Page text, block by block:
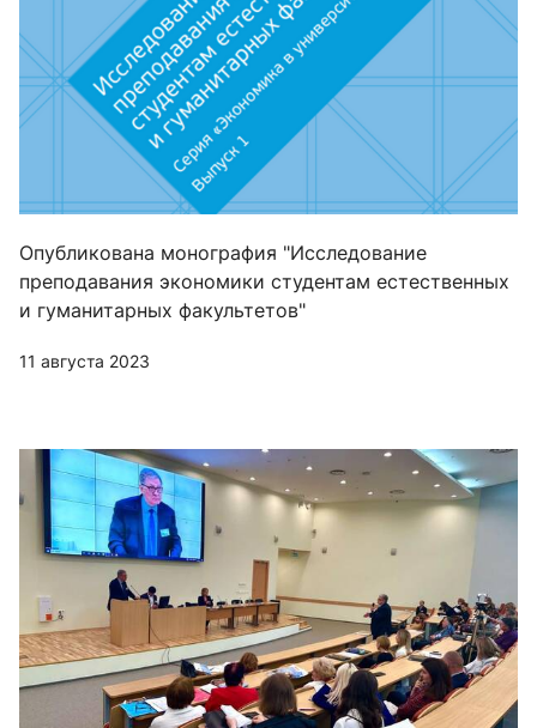
Опубликована монография "Исследование
преподавания экономики студентам естественных
и гуманитарных факультетов"
11 августа 2023